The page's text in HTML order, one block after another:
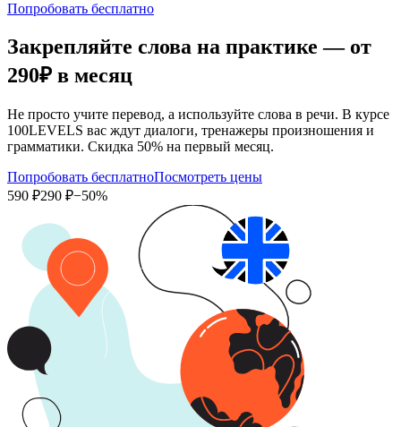
Попробовать бесплатно
Закрепляйте слова на практике — от
290₽ в месяц
Не просто учите перевод, а используйте слова в речи. В курсе
100LEVELS вас ждут диалоги, тренажеры произношения и
грамматики. Скидка 50% на первый месяц.
Попробовать бесплатноПосмотреть цены
590 ₽290 ₽−50%